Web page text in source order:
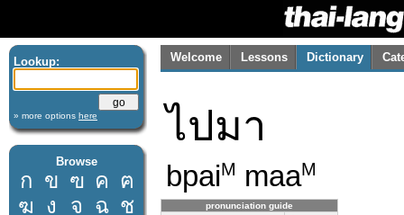
Lookup:
» more options here
Browse
ก ข ฃ ค ฅ
ฆ ง จ ฉ ช
Welcome Lessons Dictionary
ไปมา
bpaiM maaM
pronunciation guide